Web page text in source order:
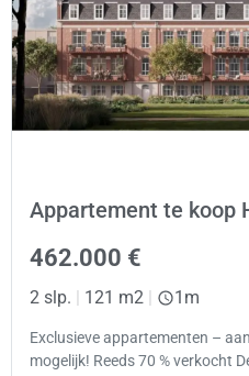
Appartement te koop
462.000 €
2 slp. | 121 m2 | 1m
Exclusieve appartementen –
mogelijk! Reeds 70 % verkocht